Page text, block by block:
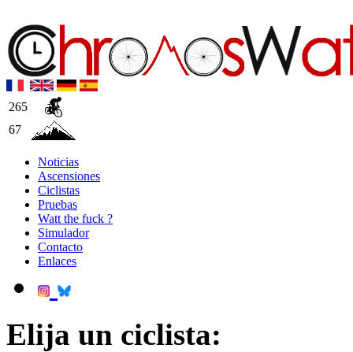
265
67
Noticias
Ascensiones
Ciclistas
Pruebas
Watt the fuck ?
Simulador
Contacto
Enlaces
Elija un ciclista: